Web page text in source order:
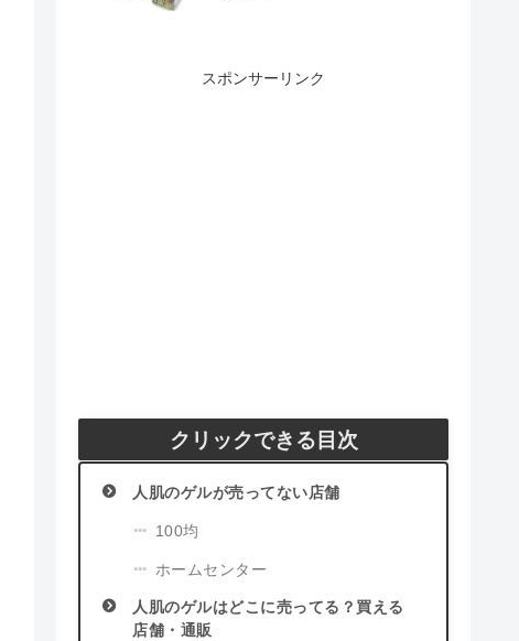
スポンサーリンク
クリックできる目次
人肌のゲルが売ってない店舗
100均
ホームセンター
人肌のゲルはどこに売ってる？買える
店舗・通販